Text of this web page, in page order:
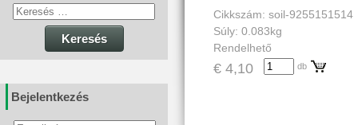
Keresés
Bejelentkezés
Cikkszám: soil-9255151514
Súly: 0.083kg
Rendelhető
€ 4,10 db